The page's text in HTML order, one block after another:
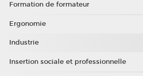
Formation de formateur
Ergonomie
Industrie
Insertion sociale et professionnelle